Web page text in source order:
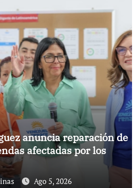
anuncia reparación de
afectadas por los
Ago 5, 2026